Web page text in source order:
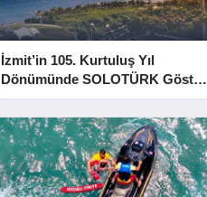
İzmit’in 105. Kurtuluş Yıl
Dönümünde SOLOTÜRK Gösteri
Yapacak